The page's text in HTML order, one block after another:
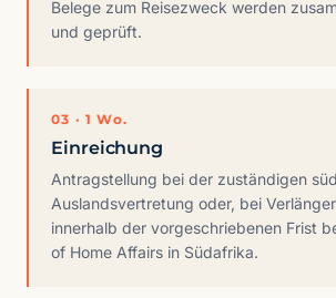
Belege zum Reisezweck werden
und geprüft.
03 · 1 Wo.
Einreichung
Antragstellung bei der zuständigen
Auslandsvertretung oder, bei
innerhalb der vorgeschriebenen Frist
of Home Affairs in Südafrika.